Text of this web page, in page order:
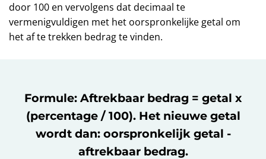
door 100 en vervolgens dat decimaal te
vermenigvuldigen met het oorspronkelijke getal om
het af te trekken bedrag te vinden.
Formule: Aftrekbaar bedrag = getal x
(percentage / 100). Het nieuwe getal
wordt dan: oorspronkelijk getal -
aftrekbaar bedrag.